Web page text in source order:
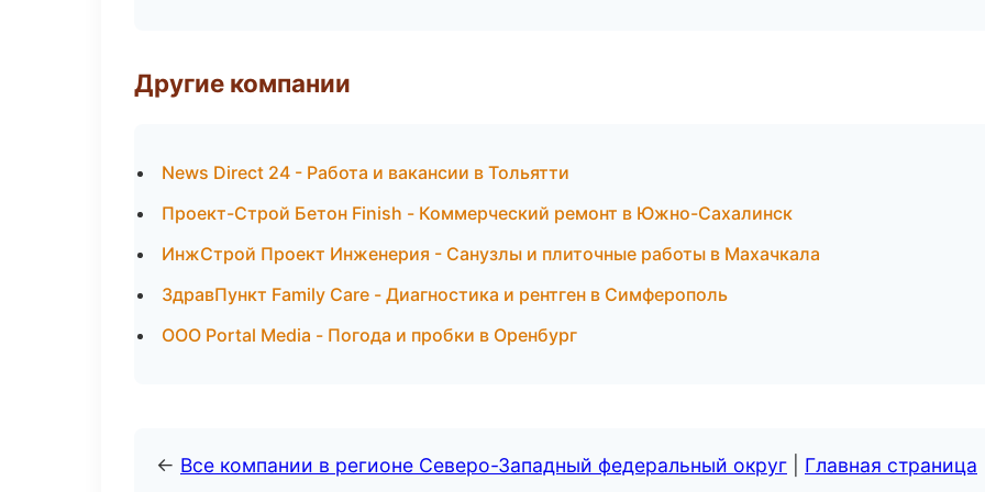
Другие компании
News Direct 24 - Работа и вакансии в Тольятти
Проект-Строй Бетон Finish - Коммерческий ремонт в Южно-Сахалинск
ИнжСтрой Проект Инженерия - Санузлы и плиточные работы в Махачкала
ЗдравПункт Family Care - Диагностика и рентген в Симферополь
ООО Portal Media - Погода и пробки в Оренбург
← Все компании в регионе Северо-Западный федеральный округ Главная страница